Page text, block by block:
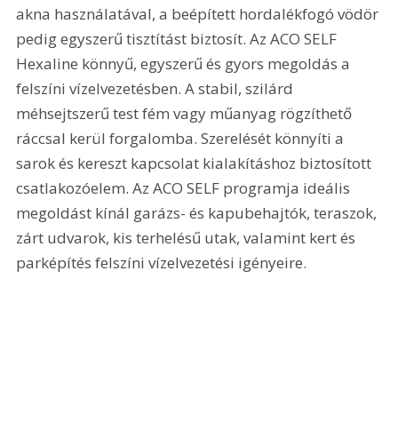
akna használatával, a beépített hordalékfogó vödör
pedig egyszerű tisztítást biztosít. Az ACO SELF
Hexaline könnyű, egyszerű és gyors megoldás a
felszíni vízelvezetésben. A stabil, szilárd
méhsejtszerű test fém vagy műanyag rögzíthető
ráccsal kerül forgalomba. Szerelését könnyíti a
sarok és kereszt kapcsolat kialakításhoz biztosított
csatlakozóelem. Az ACO SELF programja ideális
megoldást kínál garázs- és kapubehajtók, teraszok,
zárt udvarok, kis terhelésű utak, valamint kert és
parképítés felszíni vízelvezetési igényeire.